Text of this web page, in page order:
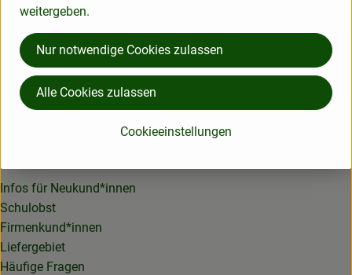
05508 979 419-0
service@lotta-karotta.de
Telefonisch sind wir Montag bis Freitag von 8-13 Uhr persönlich
für Dich erreichbar. Oder schreib uns einfach eine Mail an
service@lotta-karotta.de
Infos für Neukund*innen
Schulobst
Firmenkund*innen
Liefergebiet
Häufige Fragen
weitergeben.
Cookieeinstellungen
Nur notwendige Cookies zulassen
Alle Cookies zulassen